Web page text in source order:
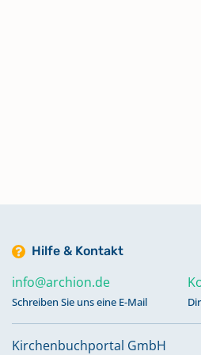
Taufen 1861-1865
Taufen 1865-1869
Hilfe & Kontakt
info@archion.de
Schreiben Sie uns eine E-Mail
Kirchenbuchportal GmbH